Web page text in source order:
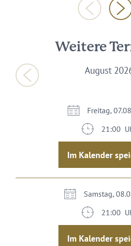
Weitere
August
Freitag,
21:00
Im Kalender
Samstag,
21:00
Im Kalender